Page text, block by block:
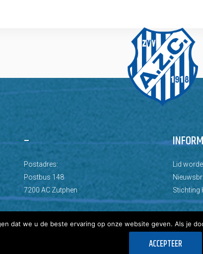
–
Postadres:
Postbus 148
7200 AC Zutphen
Lid
Stichting
dat we u de beste ervaring op onze website geven. Als je
ACCEPTEER